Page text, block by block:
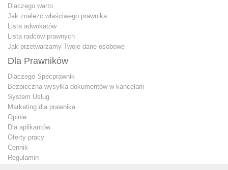
Dlaczego warto
Jak znależć właściwego prawnika
Lista adwokatów
Lista radców prawnych
Jak przetwarzamy Twoje dane osobowe
Dla Prawników
Dlaczego Specprawnik
Bezpieczna wysyłka dokumentów w kancelarii
System Usług
Marketing dla prawnika
Opinie
Dla aplikantów
Oferty pracy
Cennik
Regulamin